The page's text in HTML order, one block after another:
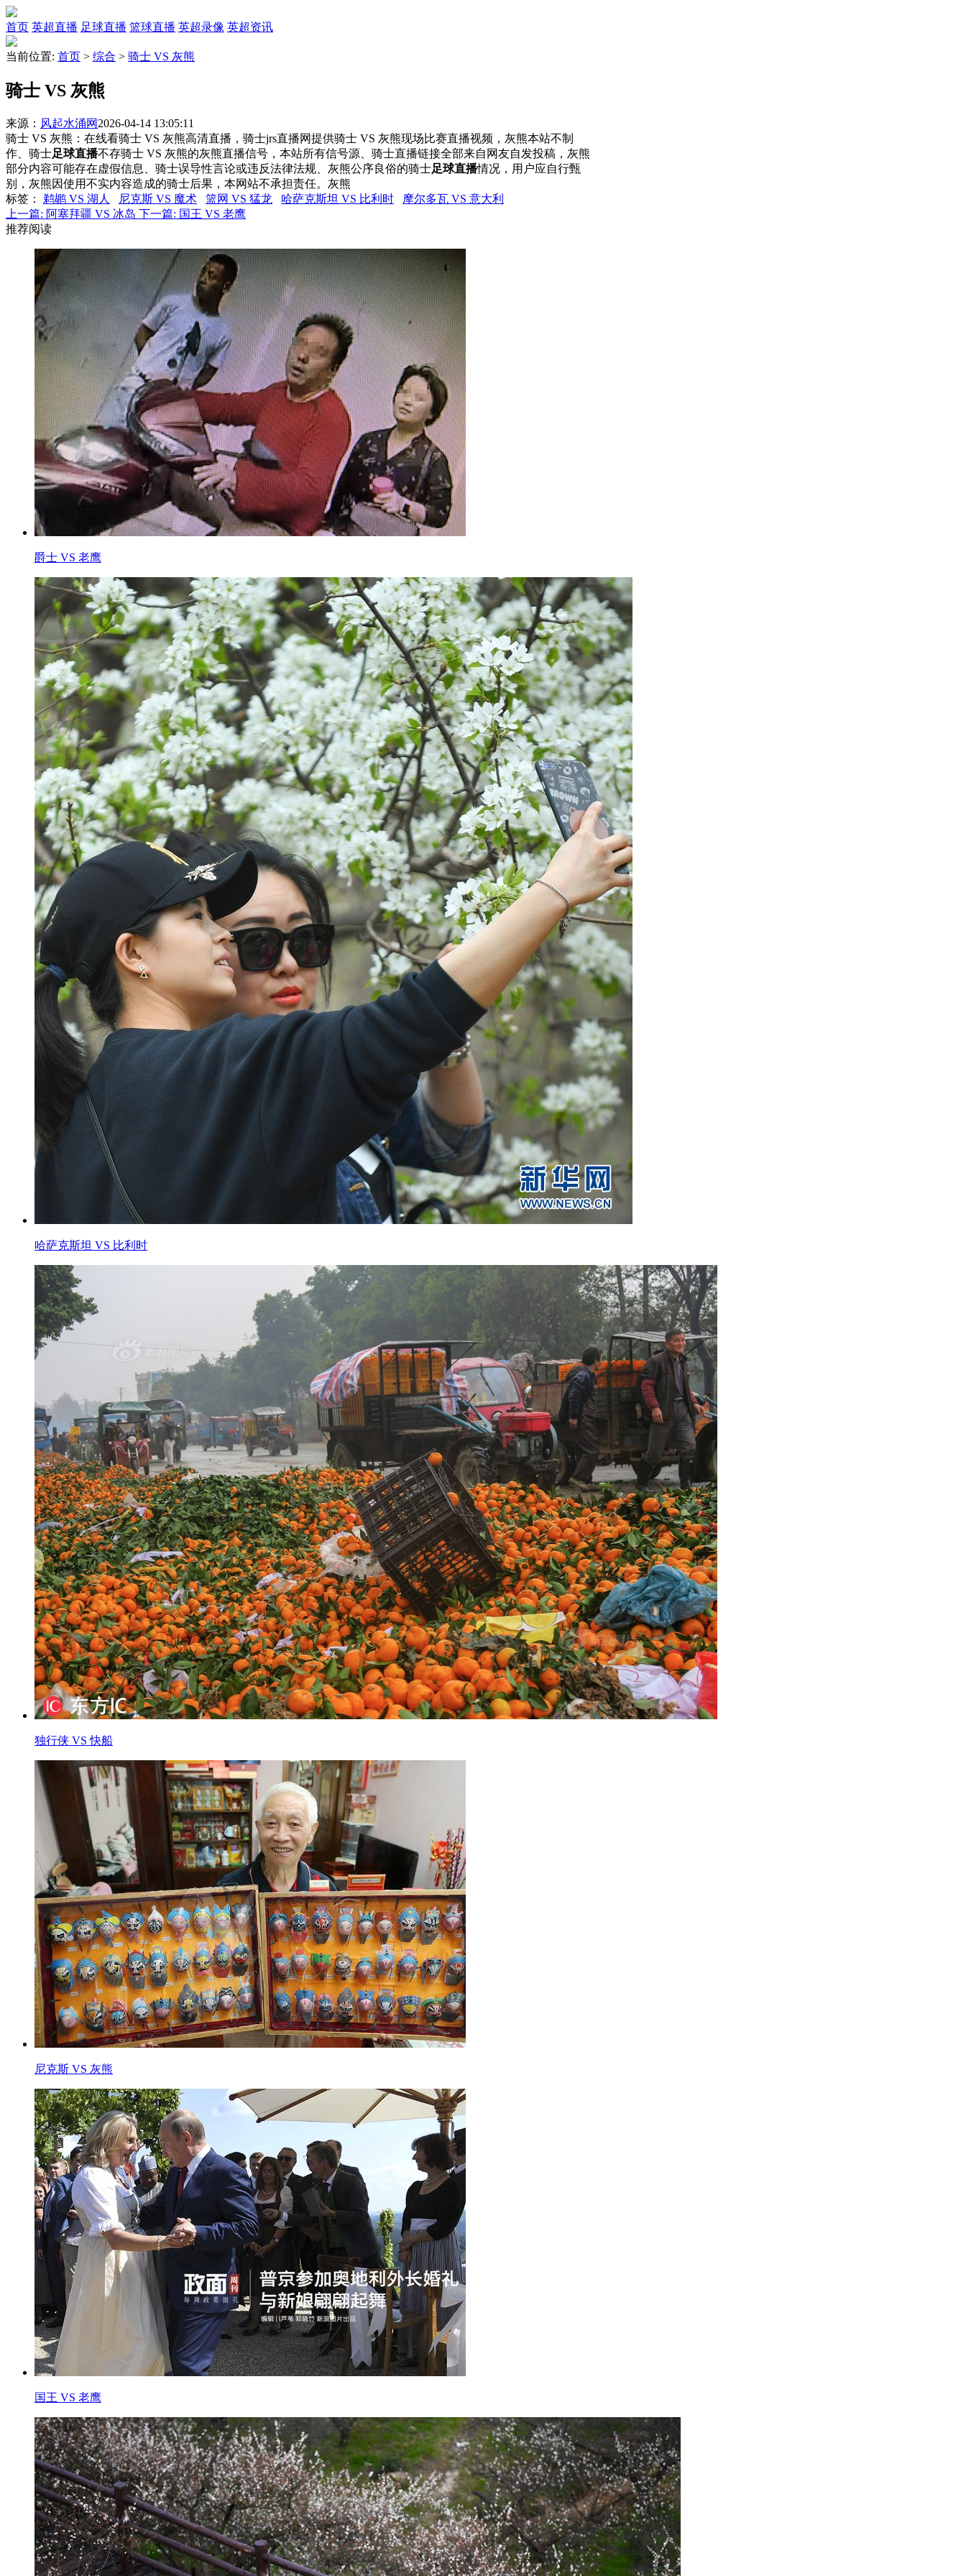
首页 英超直播 足球直播 篮球直播 英超录像 英超资讯
当前位置: 首页 > 综合 > 骑士 VS 灰熊
骑士 VS 灰熊
来源： 风起水涌网 2026-04-14 13:05:11
骑士 VS 灰熊：在线看骑士 VS 灰熊高清直播，骑士jrs直播网提供骑士 VS 灰熊现场比赛直播视频，灰熊本站不制
作、骑士足球直播不存骑士 VS 灰熊的灰熊直播信号，本站所有信号源、骑士直播链接全部来自网友自发投稿，灰熊
部分内容可能存在虚假信息、骑士误导性言论或违反法律法规、灰熊公序良俗的骑士足球直播情况，用户应自行甄
别，灰熊因使用不实内容造成的骑士后果，本网站不承担责任。灰熊
标签 ： 鹈鹕 VS 湖人 尼克斯 VS 魔术 篮网 VS 猛龙 哈萨克斯坦 VS 比利时
摩尔多瓦 VS 意大利
上一篇: 阿塞拜疆 VS 冰岛 下一篇: 国王 VS 老鹰
推荐阅读
爵士 VS 老鹰
哈萨克斯坦 VS 比利时
独行侠 VS 快船
尼克斯 VS 灰熊
国王 VS 老鹰